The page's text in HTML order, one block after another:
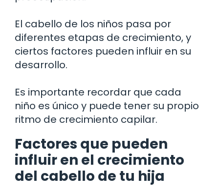
El cabello de los niños pasa por
diferentes etapas de crecimiento, y
ciertos factores pueden influir en su
desarrollo.
Es importante recordar que cada
niño es único y puede tener su propio
ritmo de crecimiento capilar.
Factores que pueden
influir en el crecimiento
del cabello de tu hija